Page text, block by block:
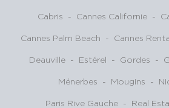
Cabris - Cannes Californie -
Cannes Palm Beach - Cannes
Deauville - Estérel - Gordes -
Ménerbes - Mougins -
Paris Rive Gauche - Real